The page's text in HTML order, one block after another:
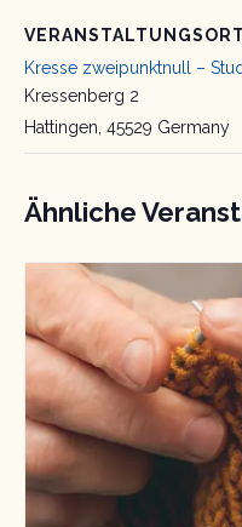
VERANSTALTUNGSORT
Kresse zweipunktnull –
Kressenberg 2
Hattingen, 45529 Germany
Ähnliche